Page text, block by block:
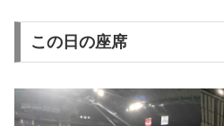
この日の座席